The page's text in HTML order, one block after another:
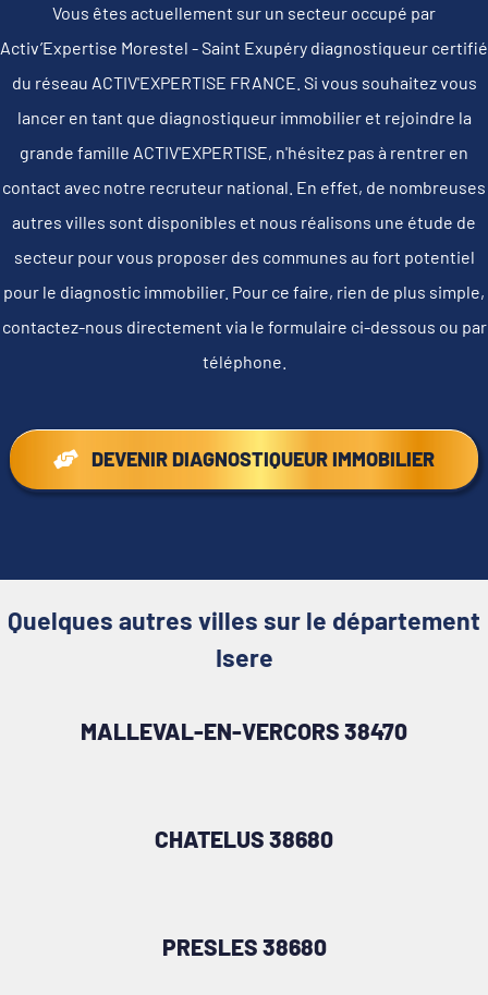
Vous êtes actuellement sur un secteur occupé par
Activ’Expertise Morestel - Saint Exupéry diagnostiqueur certifié
du réseau ACTIV'EXPERTISE FRANCE. Si vous souhaitez vous
lancer en tant que diagnostiqueur immobilier et rejoindre la
grande famille ACTIV'EXPERTISE, n'hésitez pas à rentrer en
contact avec notre recruteur national. En effet, de nombreuses
autres villes sont disponibles et nous réalisons une étude de
secteur pour vous proposer des communes au fort potentiel
pour le diagnostic immobilier. Pour ce faire, rien de plus simple,
contactez-nous directement via le formulaire ci-dessous ou par
téléphone.
DEVENIR DIAGNOSTIQUEUR IMMOBILIER
Quelques autres villes sur le département
Isere
MALLEVAL-EN-VERCORS 38470
CHATELUS 38680
PRESLES 38680